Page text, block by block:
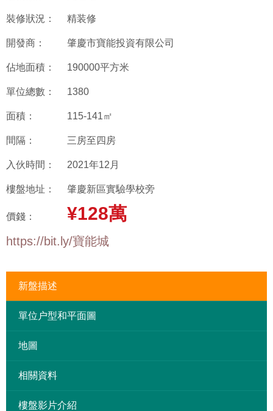
裝修狀況： 精装修
開發商： 肇慶市寶能投資有限公司
佔地面積： 190000平方米
單位總數： 1380
面積： 115-141㎡
間隔： 三房至四房
入伙時間： 2021年12月
樓盤地址： 肇慶新區實驗學校旁
價錢： ¥128萬
https://bit.ly/寶能城
新盤描述
單位户型和平面圖
地圖
相關資料
樓盤影片介紹